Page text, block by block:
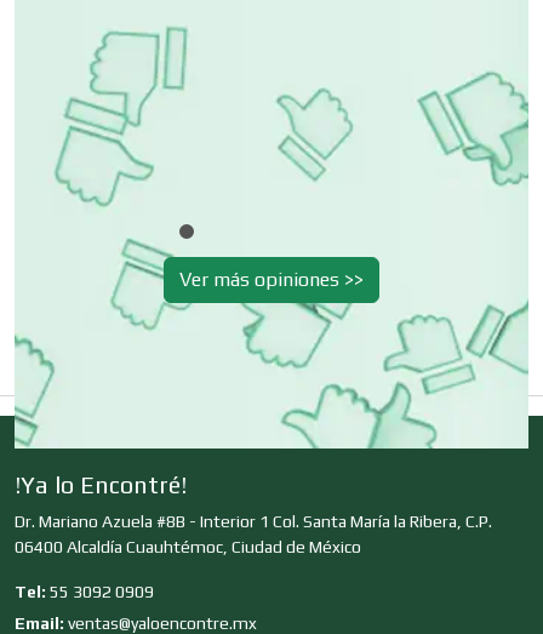
Cibercafés
Clínicas de Belleza
Clínicas de Rehabilitación
Clínicas y Hospitales
Cocinas Integrales
Ver más opiniones >>
!Ya lo Encontré!
Dr. Mariano Azuela #8B - Interior 1 Col. Santa María la Ribera, C.P.
06400 Alcaldía Cuauhtémoc, Ciudad de México
Tel: 55 3092 0909
Email: ventas@yaloencontre.mx